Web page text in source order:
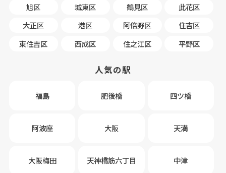
旭区
城東区 鶴見区
此花区
大正区
港区 阿倍野区
住吉区
東住吉区
西成区 住之江区 平野区
人気の駅
福島 肥後橋 四ツ橋
阿波座 大阪 天満
大阪梅田 天神橋筋六丁目 中津